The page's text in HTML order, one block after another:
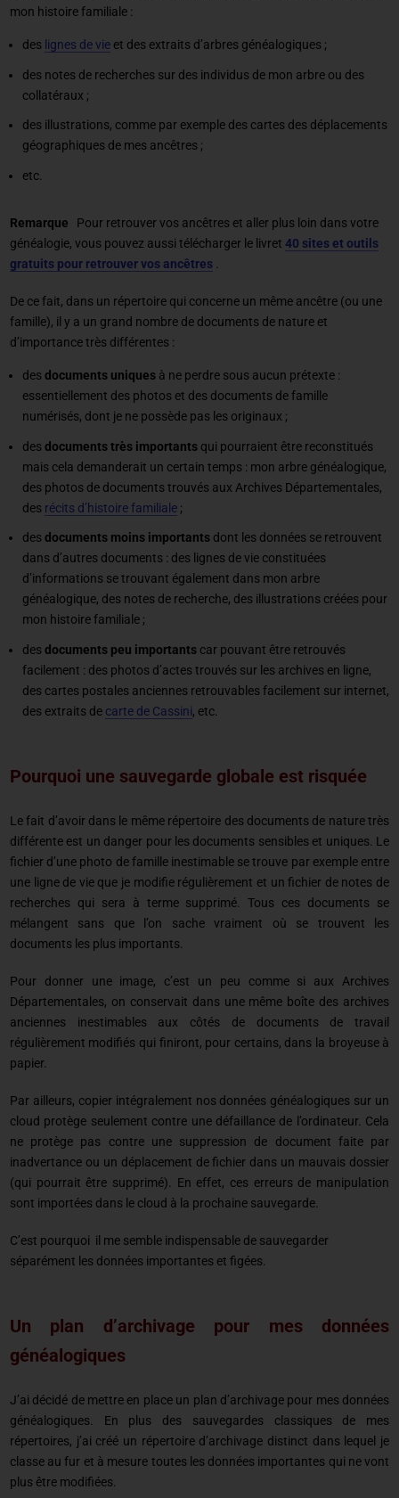
mon histoire familiale :
des lignes de vieet des extraits d’arbres généalogiques ;
des notes de recherches sur des individus de mon arbre ou des
collatéraux ;
des illustrations, comme par exemple des cartes des déplacements
géographiques de mes ancêtres ;
etc.
Remarque Pour retrouver vos ancêtres et aller plus loin dans votre
généalogie, vous pouvez aussi télécharger le livret 40 sites et outils
gratuits pour retrouver vos ancêtres.
De ce fait, dans un répertoire qui concerne un même ancêtre (ou une
famille), il y a un grand nombre de documents de nature et
d’importance très différentes :
desdocuments uniquesà ne perdre sous aucun prétexte :
essentiellement des photos et des documents de famille
numérisés, dont je ne possède pas les originaux ;
desdocuments très importantsqui pourraient être reconstitués
mais cela demanderait un certain temps : mon arbre généalogique,
des photos de documents trouvés aux Archives Départementales,
des récits d’histoire familiale;
desdocuments moins importantsdont les données se retrouvent
dans d’autres documents : des lignes de vie constituées
d’informations se trouvant également dans mon arbre
généalogique, des notes de recherche, des illustrations créées pour
mon histoire familiale ;
desdocuments peu importantscar pouvant être retrouvés
facilement : des photos d’actes trouvés sur les archives en ligne,
des cartes postales anciennes retrouvables facilement sur internet,
des extraits de carte de Cassini, etc.
Pourquoi une sauvegarde globale est risquée
Le fait d’avoir dans le même répertoire des documents de nature très
différente est un danger pour les documents sensibles et uniques. Le
fichier d’une photo de famille inestimable se trouve par exemple entre
une ligne de vie que je modifie régulièrement et un fichier de notes de
recherches qui sera à terme supprimé. Tous ces documents se
mélangent sans que l’on sache vraiment où se trouvent les
documents les plus importants.
Pour donner une image, c’est un peu comme si aux Archives
Départementales, on conservait dans une même boîte des archives
anciennes inestimables aux côtés de documents de travail
régulièrement modifiés qui finiront, pour certains, dans la broyeuse à
papier.
Par ailleurs, copier intégralement nos données généalogiques sur un
cloud protège seulement contre une défaillance de l’ordinateur. Cela
ne protège pas contre une suppression de document faite par
inadvertance ou un déplacement de fichier dans un mauvais dossier
(qui pourrait être supprimé). En effet, ces erreurs de manipulation
sont importées dans le cloud à la prochaine sauvegarde.
C’est pourquoi il me semble indispensable de sauvegarder
séparément les données importantes et figées.
Un plan d’archivage pour mes données
généalogiques
J’ai décidé de mettre en place un plan d’archivage pour mes données
généalogiques. En plus des sauvegardes classiques de mes
répertoires, j’ai créé un répertoire d’archivage distinct dans lequel je
classe au fur et à mesure toutes les données importantes qui ne vont
plus être modifiées.